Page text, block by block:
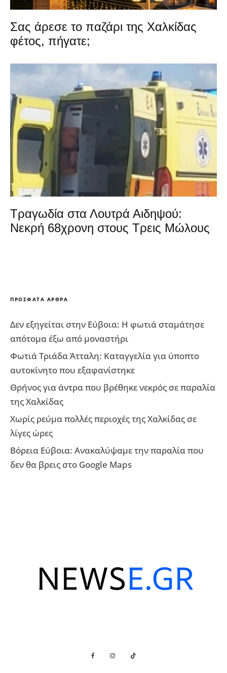
Σας άρεσε το παζάρι της Χαλκίδας
φέτος, πήγατε;
Τραγωδία στα Λουτρά Αιδηψού:
Νεκρή 68χρονη στους Τρεις Μώλους
ΠΡΌΣΦΑΤΑ ΆΡΘΡΑ
Δεν εξηγείται στην Εύβοια: Η φωτιά σταμάτησε
απότομα έξω από μοναστήρι
Φωτιά Τριάδα Άτταλη: Καταγγελία για ύποπτο
αυτοκίνητο που εξαφανίστηκε
Θρήνος για άντρα που βρέθηκε νεκρός σε παραλία
της Χαλκίδας
Χωρίς ρεύμα πολλές περιοχές της Χαλκίδας σε
λίγες ώρες
Βόρεια Εύβοια: Ανακαλύψαμε την παραλία που
δεν θα βρεις στο Google Maps